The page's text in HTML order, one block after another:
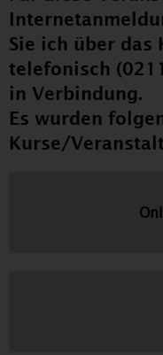
Sie ich über
telefonisch
in Verbindung.
Es wurden
Kurse/